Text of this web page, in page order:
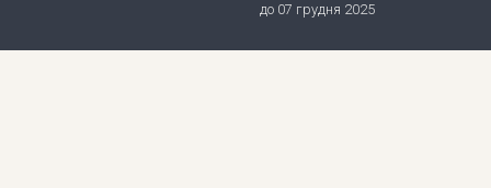
до 07 грудня 2025